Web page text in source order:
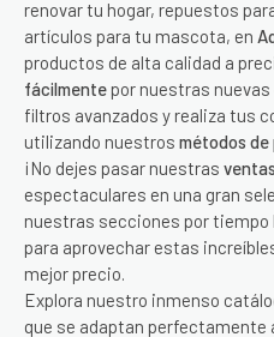
renovar tu hogar, repuestos
artículos para tu mascota, en
productos de alta calidad a
fácilmente por nuestras
filtros avanzados y realiza tus
utilizando nuestros métodos de
¡No dejes pasar nuestras
espectaculares en una gran
nuestras secciones por
para aprovechar estas
mejor precio.
Explora nuestro inmenso
que se adaptan perfectamente